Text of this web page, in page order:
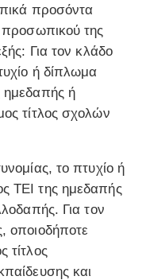
προσόντα
προσωπικού της
Για τον κλάδο
ή δίπλωμα
ημεδαπής ή
τίτλος σχολών
το πτυχίο ή
ΤΕΙ της ημεδαπής
Για τον
οποιοδήποτε
τίτλος
και